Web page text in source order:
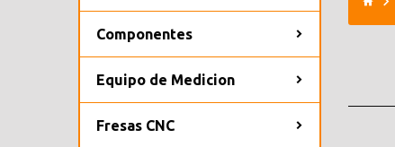
Componentes
Equipo de Medicion
Fresas CNC